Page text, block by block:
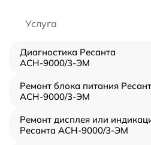
Услуга
Диагностика Ресанта
АСН-9000/3-ЭМ
Ремонт блока питания
АСН-9000/3-ЭМ
Ремонт дисплея или
Ресанта АСН-9000/3-ЭМ